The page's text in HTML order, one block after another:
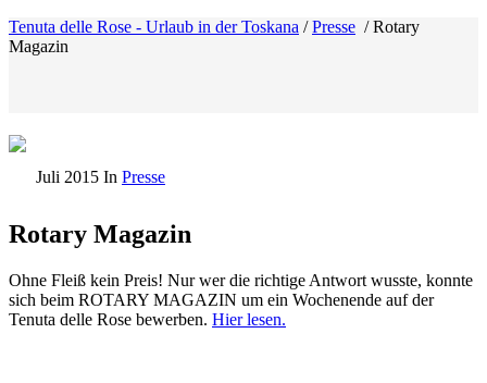
Tenuta delle Rose - Urlaub in der Toskana /Presse /Rotary
Magazin
Juli 2015 In Presse
Rotary Magazin
Ohne Fleiß kein Preis! Nur wer die richtige Antwort wusste, konnte
sich beim ROTARY MAGAZIN um ein Wochenende auf der
Tenuta delle Rose bewerben. Hier lesen.